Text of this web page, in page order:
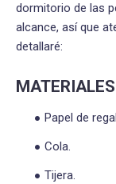
dormitorio de las
alcance, así que
detallaré:
Papel de
Cola.
Tijera.